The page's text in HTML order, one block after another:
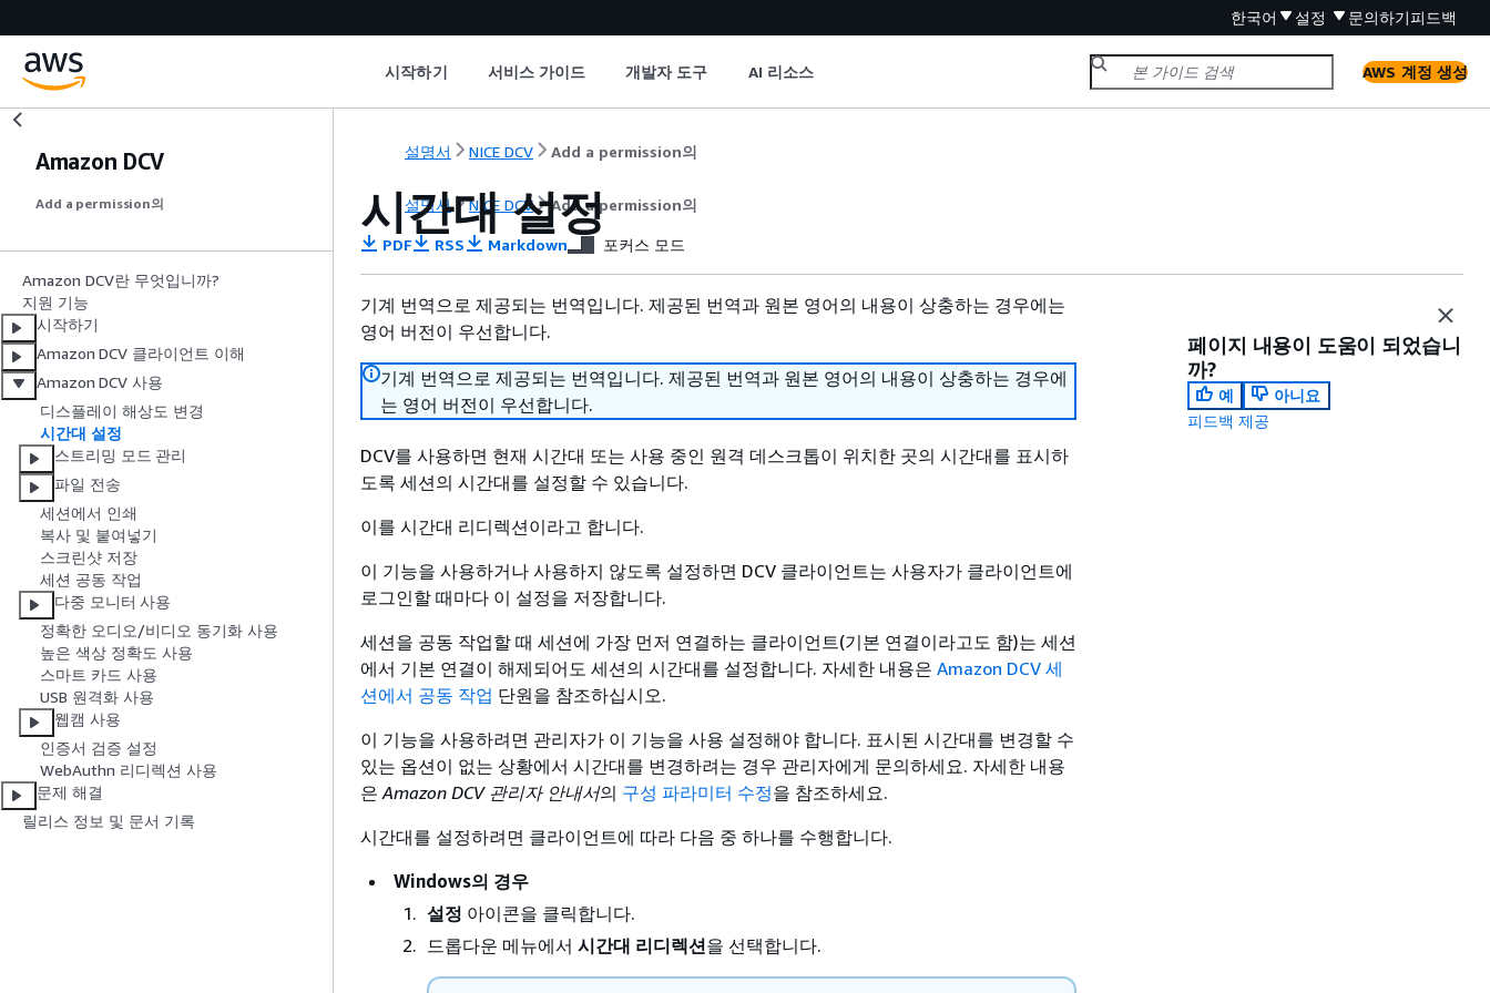
한국어 설정 문의하기피드백
시작하기 서비스 가이드 개발자 도구 AI 리소스 AWS 계정 생성
Amazon DCV
Add a permission의
Amazon DCV란 무엇입니까?
지원 기능
시작하기
Amazon DCV 클라이언트 이해
Amazon DCV 사용
디스플레이 해상도 변경
시간대 설정
스트리밍 모드 관리
파일 전송
세션에서 인쇄
복사 및 붙여넣기
스크린샷 저장
세션 공동 작업
다중 모니터 사용
정확한 오디오/비디오 동기화 사용
높은 색상 정확도 사용
스마트 카드 사용
USB 원격화 사용
웹캠 사용
인증서 검증 설정
WebAuthn 리디렉션 사용
문제 해결
릴리스 정보 및 문서 기록
설명서 NICE DCV Add a permission의
설명서 NICE DCV Add a permission의
시간대 설정
PDF RSS Markdown 포커스 모드
기계 번역으로 제공되는 번역입니다. 제공된 번역과 원본 영어의 내용이 상충하는 경우에는
영어 버전이 우선합니다.
기계 번역으로 제공되는 번역입니다. 제공된 번역과 원본 영어의 내용이 상충하는 경우에
는 영어 버전이 우선합니다.
DCV를 사용하면 현재 시간대 또는 사용 중인 원격 데스크톱이 위치한 곳의 시간대를 표시하
도록 세션의 시간대를 설정할 수 있습니다.
이를 시간대 리디렉션이라고 합니다.
이 기능을 사용하거나 사용하지 않도록 설정하면 DCV 클라이언트는 사용자가 클라이언트에
로그인할 때마다 이 설정을 저장합니다.
세션을 공동 작업할 때 세션에 가장 먼저 연결하는 클라이언트(기본 연결이라고도 함)는 세션
에서 기본 연결이 해제되어도 세션의 시간대를 설정합니다. 자세한 내용은 Amazon DCV 세
션에서 공동 작업 단원을 참조하십시오.
이 기능을 사용하려면 관리자가 이 기능을 사용 설정해야 합니다. 표시된 시간대를 변경할 수
있는 옵션이 없는 상황에서 시간대를 변경하려는 경우 관리자에게 문의하세요. 자세한 내용
은Amazon DCV 관리자 안내서의 구성 파라미터 수정을 참조하세요.
시간대를 설정하려면 클라이언트에 따라 다음 중 하나를 수행합니다.
Windows의 경우
설정 아이콘을 클릭합니다.
드롭다운 메뉴에서 시간대 리디렉션을 선택합니다.
페이지 내용이 도움이 되었습니
까?
예
아니요
피드백 제공